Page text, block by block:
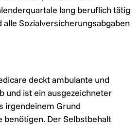
lang beruflich tätig
alle Sozialversicherungsabgaben
deckt ambulante und
und ist ein ausgezeichneter
irgendeinem Grund
benötigen. Der Selbstbehalt